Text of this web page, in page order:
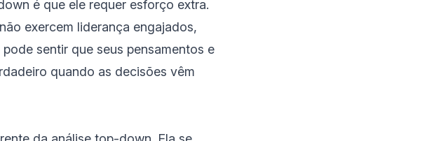
é que ele requer esforço extra.
exercem liderança engajados,
sentir que seus pensamentos e
quando as decisões vêm